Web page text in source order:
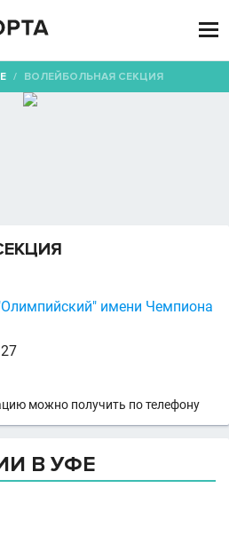

/ ВОЛЕЙБОЛЬНАЯ СЕКЦИЯ
имени Чемпиона
можно получить по телефону
В УФЕ